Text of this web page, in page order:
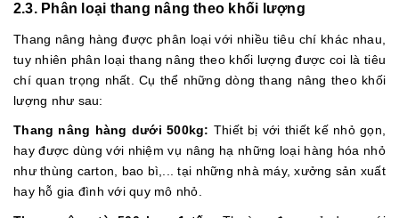
2.3. Phân loại thang nâng theo khối lượng
Thang nâng hàng được phân loại với nhiều tiêu chí khác nhau,
tuy nhiên phân loại thang nâng theo khối lượng được coi là tiêu
chí quan trọng nhất. Cụ thể những dòng thang nâng theo khối
lượng như sau:
Thang nâng hàng dưới 500kg: Thiết bị với thiết kế nhỏ gọn,
hay được dùng với nhiệm vụ nâng hạ những loại hàng hóa nhỏ
như thùng carton, bao bì,... tại những nhà máy, xưởng sản xuất
hay hỗ gia đình với quy mô nhỏ.